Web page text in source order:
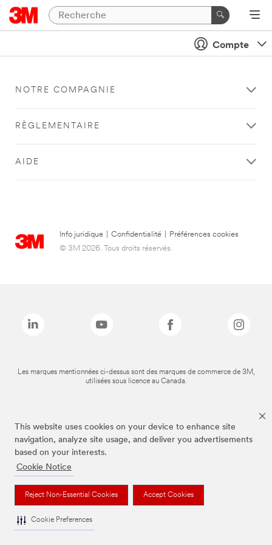
This website uses cookies on your device to enhance site
navigation, analyze site usage, and deliver you advertisements
based on your interests.
Cookie Notice
Reject Non-Essential Cookies Accept Cookies
Cookie Preferences
Compte
NOTRE COMPAGNIE
RÈGLEMENTAIRE
AIDE
Info juridique Confidentialité
Préférences cookies
© 3M 2026. Tous droits réservés.
Les marques mentionnées ci-dessus sont des marques de commerce de 3M,
utilisées sous licence au Canada.